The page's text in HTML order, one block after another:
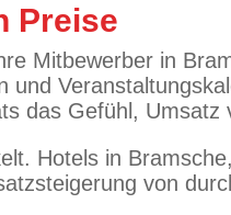
Preise
Mitbewerber in
das Gefühl, Umsatz
Hotels in
von